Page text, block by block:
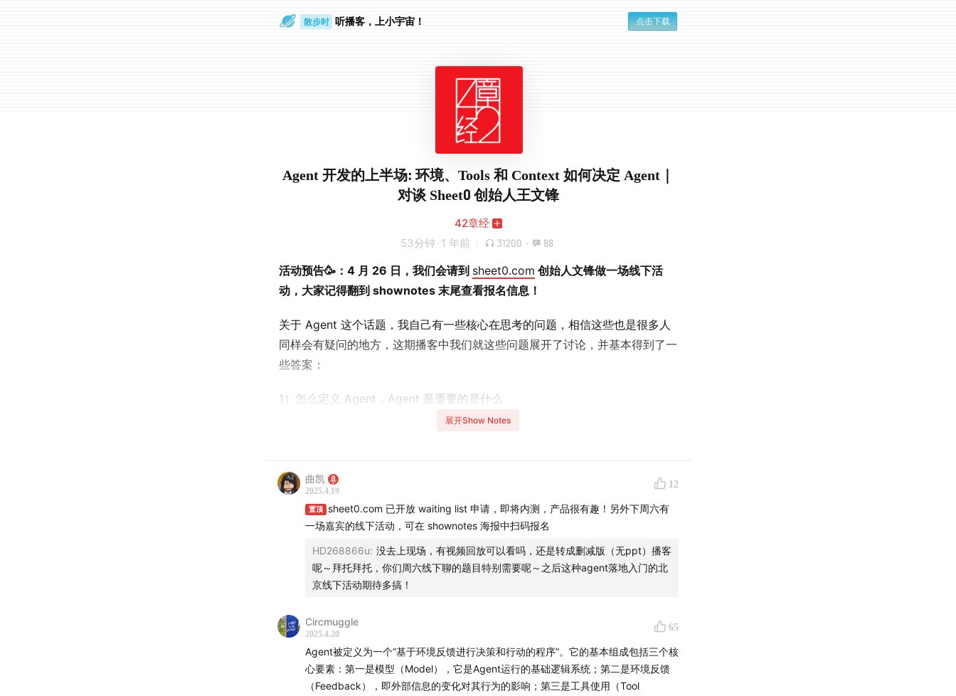
通勤路上 听播客，上小宇宙！ 点击下载
Agent 开发的上半场: 环境、Tools 和 Context 如何决定 Agent｜
对谈 Sheet0 创始人王文锋
42章经
53分钟 · 1 年前 31200 · 88
活动预告🥳：4 月 26 日，我们会请到 sheet0.com 创始人文锋做一场线下活
动，大家记得翻到 shownotes 末尾查看报名信息！
关于 Agent 这个话题，我自己有一些核心在思考的问题，相信这些也是很多人
同样会有疑问的地方，这期播客中我们就这些问题展开了讨论，并基本得到了一
些答案：
1）怎么定义 Agent，Agent 最重要的是什么
Computer Use，Browser Use 等概念
4）不同方式的区别是什么，有什么优劣之分吗
5）怎么看通用 Agent 和垂直 Agent 的区别，终局是什么
6）AI Coding 和 Agent 最终会是一件事吗，或者二者会有什么关联
7）Workflow 和 Agent 的区别和终局
8）RL 这件事在 Agent 里的重要程度是什么，一家公司（尤其是做 Agent 的创
业公司）到底该如何使用 RL
展开Show Notes
曲凯
2025.4.19
12
置顶
sheet0.com 已开放 waiting list 申请，即将内测，产品很有趣！另外下周六有
一场嘉宾的线下活动，可在 shownotes 海报中扫码报名
HD268866u: 没去上现场，有视频回放可以看吗，还是转成删减版（无ppt）播客
呢～拜托拜托，你们周六线下聊的题目特别需要呢～之后这种agent落地入门的北
京线下活动期待多搞！
Circmuggle
2025.4.20
65
Agent被定义为一个“基于环境反馈进行决策和行动的程序”。它的基本组成包括三个核
心要素：第一是模型（Model），它是Agent运行的基础逻辑系统；第二是环境反馈
（Feedback），即外部信息的变化对其行为的影响；第三是工具使用（Tool